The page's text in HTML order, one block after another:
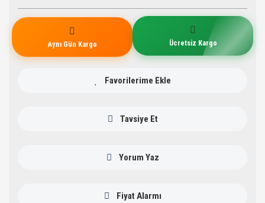
Aynı Gün Kargo Ücretsiz Kargo
Tavsiye Et
Yorum Yaz
Fiyat Alarmı